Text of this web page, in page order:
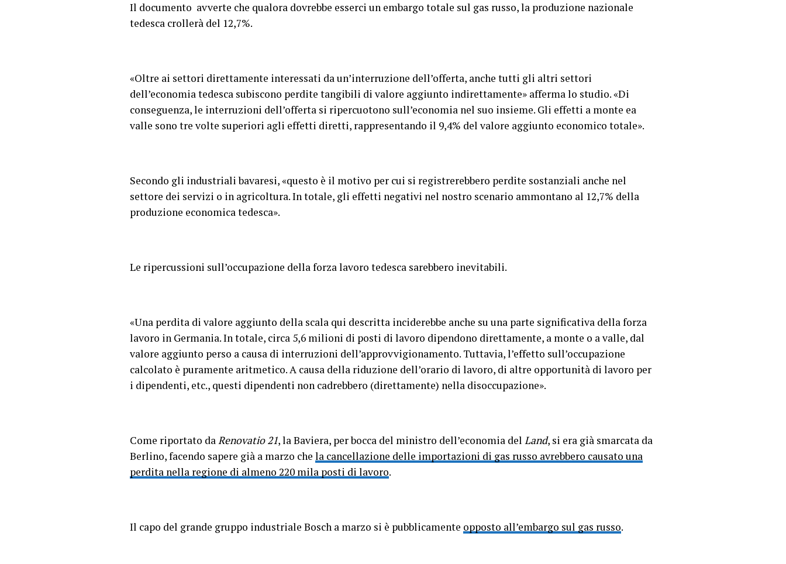
Il documento avverte che qualora dovrebbe esserci un embargo totale sul gas russo, la produzione nazionale
tedesca crollerà del 12,7%.
«Oltre ai settori direttamente interessati da un’interruzione dell’offerta, anche tutti gli altri settori
dell’economia tedesca subiscono perdite tangibili di valore aggiunto indirettamente» afferma lo studio. «Di
conseguenza, le interruzioni dell’offerta si ripercuotono sull’economia nel suo insieme. Gli effetti a monte ea
valle sono tre volte superiori agli effetti diretti, rappresentando il 9,4% del valore aggiunto economico totale».
Secondo gli industriali bavaresi, «questo è il motivo per cui si registrerebbero perdite sostanziali anche nel
settore dei servizi o in agricoltura. In totale, gli effetti negativi nel nostro scenario ammontano al 12,7% della
produzione economica tedesca».
Le ripercussioni sull’occupazione della forza lavoro tedesca sarebbero inevitabili.
«Una perdita di valore aggiunto della scala qui descritta inciderebbe anche su una parte significativa della forza
lavoro in Germania. In totale, circa 5,6 milioni di posti di lavoro dipendono direttamente, a monte o a valle, dal
valore aggiunto perso a causa di interruzioni dell’approvvigionamento. Tuttavia, l’effetto sull’occupazione
calcolato è puramente aritmetico. A causa della riduzione dell’orario di lavoro, di altre opportunità di lavoro per
i dipendenti, etc., questi dipendenti non cadrebbero (direttamente) nella disoccupazione».
Come riportato daRenovatio 21, la Baviera, per bocca del ministro dell’economia del Land, si era già smarcata da
Berlino, facendo sapere già a marzo che la cancellazione delle importazioni di gas russo avrebbero causato una
perdita nella regione di almeno 220 mila posti di lavoro.
Il capo del grande gruppo industriale Bosch a marzo si è pubblicamente opposto all’embargo sul gas russo.